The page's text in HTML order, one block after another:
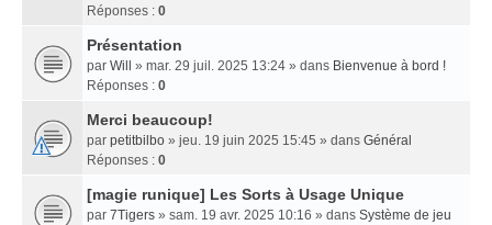
Réponses : 0
Présentation
par Will » mar. 29 juil. 2025 13:24 » dans Bienvenue à bord !
Réponses : 0
Merci beaucoup!
par petitbilbo » jeu. 19 juin 2025 15:45 » dans Général
Réponses : 0
[magie runique] Les Sorts à Usage Unique
par 7Tigers » sam. 19 avr. 2025 10:16 » dans Système de jeu